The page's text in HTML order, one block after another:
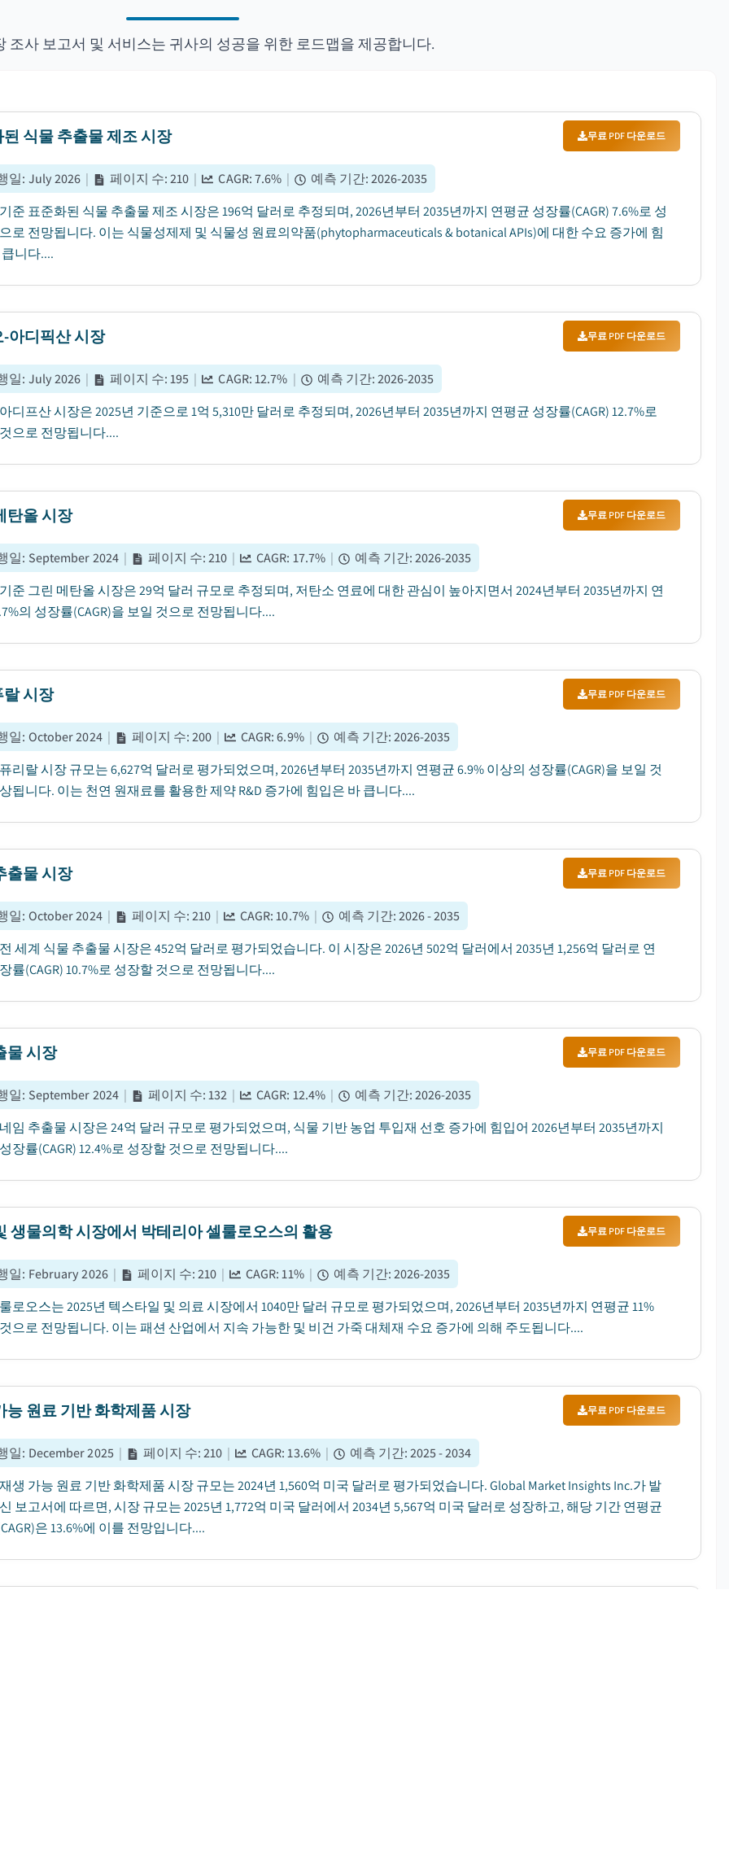
조사 보고서 및 서비스는 귀사의 성공을 위한 로드맵을 제공합니다.
식물 추출물 제조 시장 무료 PDF 다운로드
일: July 2026 | 페이지 수:210 | CAGR:7.6% | 예측 기간:2026-2035
준 표준화된 식물 추출물 제조 시장은 196억 달러로 추정되며, 2026년부터 2035년까지 연평균 성장률(CAGR) 7.6%로 성
로 전망됩니다. 이는 식물성제제 및 식물성 원료의약품(phytopharmaceuticals & botanical APIs)에 대한 수요 증가에 힘
니다....
아디픽산 시장 무료 PDF 다운로드
일: July 2026 | 페이지 수:195 | CAGR:12.7% | 예측 기간:2026-2035
디프산 시장은 2025년 기준으로 1억 5,310만 달러로 추정되며, 2026년부터 2035년까지 연평균 성장률(CAGR) 12.7%로
으로 전망됩니다....
탄올 시장 무료 PDF 다운로드
일: September 2024 | 페이지 수:210 | CAGR: 17.7% | 예측 기간:2026-2035
준 그린 메탄올 시장은 29억 달러 규모로 추정되며, 저탄소 연료에 대한 관심이 높아지면서 2024년부터 2035년까지 연
의 성장률(CAGR)을 보일 것으로 전망됩니다....
시장 무료 PDF 다운로드
일: October 2024 | 페이지 수:200 | CAGR:6.9% | 예측 기간:2026-2035
리랄 시장 규모는 6,627억 달러로 평가되었으며, 2026년부터 2035년까지 연평균 6.9% 이상의 성장률(CAGR)을 보일 것
됩니다. 이는 천연 원재료를 활용한 제약 R&D 증가에 힘입은 바 큽니다....
출물 시장 무료 PDF 다운로드
일: October 2024 | 페이지 수:210 | CAGR:10.7% | 예측 기간:2026 - 2035
세계 식물 추출물 시장은 452억 달러로 평가되었습니다. 이 시장은 2026년 502억 달러에서 2035년 1,256억 달러로 연
률(CAGR) 10.7%로 성장할 것으로 전망됩니다....
물 시장 무료 PDF 다운로드
일: September 2024 | 페이지 수:132 | CAGR: 12.4% | 예측 기간:2026-2035
임 추출물 시장은 24억 달러 규모로 평가되었으며, 식물 기반 농업 투입재 선호 증가에 힘입어 2026년부터 2035년까지
장률(CAGR) 12.4%로 성장할 것으로 전망됩니다....
생물의학 시장에서 박테리아 셀룰로오스의 활용 무료 PDF 다운로드
일: February 2026 | 페이지 수:210 | CAGR:11% | 예측 기간:2026-2035
로오스는 2025년 텍스타일 및 의료 시장에서 1040만 달러 규모로 평가되었으며, 2026년부터 2035년까지 연평균 11%
으로 전망됩니다. 이는 패션 산업에서 지속 가능한 및 비건 가죽 대체재 수요 증가에 의해 주도됩니다....
능 원료 기반 화학제품 시장 무료 PDF 다운로드
일: December 2025 | 페이지 수:210 | CAGR:13.6% | 예측 기간:2025 - 2034
생 가능 원료 기반 화학제품 시장 규모는 2024년 1,560억 미국 달러로 평가되었습니다. Global Market Insights Inc.가 발
보고서에 따르면, 시장 규모는 2025년 1,772억 미국 달러에서 2034년 5,567억 미국 달러로 성장하고, 해당 기간 연평균
은 13.6%에 이를 전망입니다....